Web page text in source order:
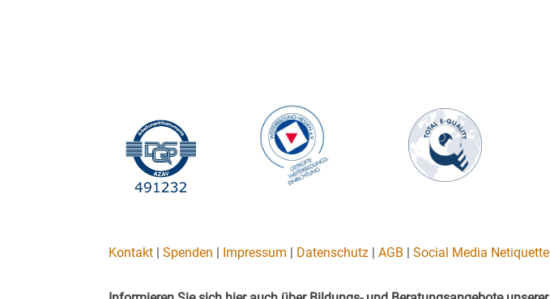
Kontakt |Spenden | Impressum | Datenschutz |AGB |Social Media Netiquette